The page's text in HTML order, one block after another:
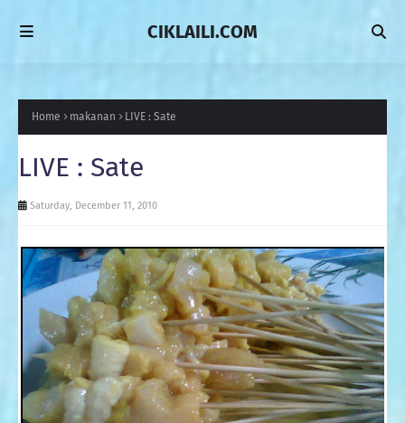
CIKLAILI.COM
Home makanan LIVE : Sate
LIVE : Sate
Saturday, December 11, 2010